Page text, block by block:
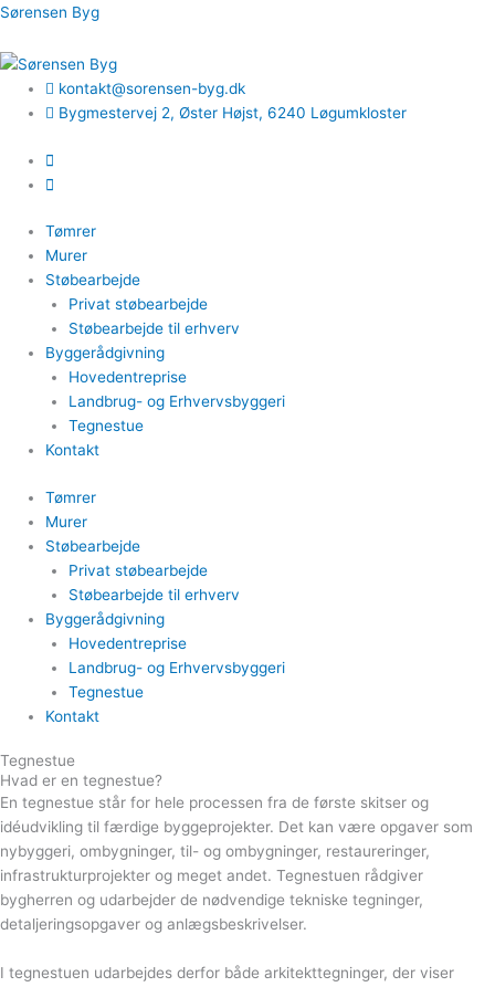
Gå
indholdet
Sørensen Byg
kontakt@sorensen-byg.dk
Bygmestervej 2, Øster Højst, 6240 Løgumkloster
Tømrer
Murer
Støbearbejde
Privat støbearbejde
Støbearbejde til erhverv
Byggerådgivning
Hovedentreprise
Landbrug- og Erhvervsbyggeri
Tegnestue
Kontakt
Tømrer
Murer
Støbearbejde
Privat støbearbejde
Støbearbejde til erhverv
Byggerådgivning
Hovedentreprise
Landbrug- og Erhvervsbyggeri
Tegnestue
Kontakt
Tegnestue
Hvad er en tegnestue?
En tegnestue står for hele processen fra de første skitser og
idéudvikling til færdige byggeprojekter. Det kan være opgaver som
nybyggeri, ombygninger, til- og ombygninger, restaureringer,
infrastrukturprojekter og meget andet. Tegnestuen rådgiver
bygherren og udarbejder de nødvendige tekniske tegninger,
detaljeringsopgaver og anlægsbeskrivelser.
I tegnestuen udarbejdes derfor både arkitekttegninger, der viser